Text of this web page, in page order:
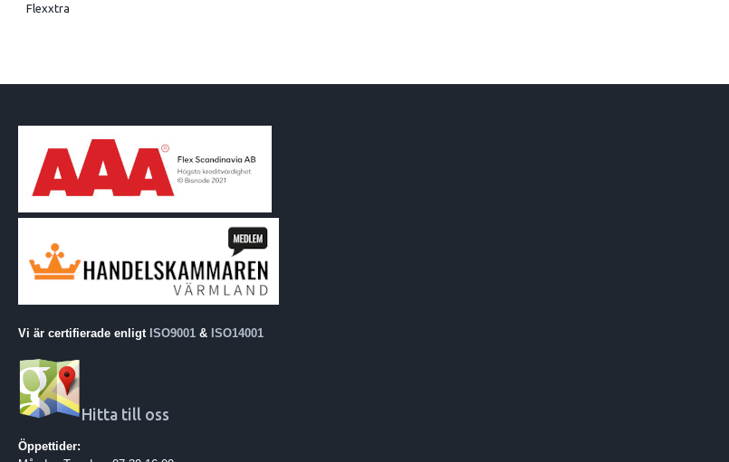
Flexxtra
Vi är certifierade enligt ISO9001 & ISO14001
Hitta till oss
Öppettider: